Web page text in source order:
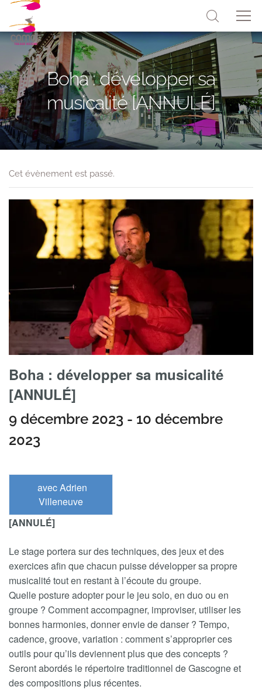
Boha : développer sa
musicalité [ANNULÉ]
Cet évènement est passé.
Boha : développer sa musicalité
[ANNULÉ]
9 décembre 2023 - 10 décembre
2023
avec Adrien
Villeneuve
[ANNULÉ]
Le stage portera sur des techniques, des jeux et des
exercices afin que chacun puisse développer sa propre
musicalité tout en restant à l’écoute du groupe.
Quelle posture adopter pour le jeu solo, en duo ou en
groupe ? Comment accompagner, improviser, utiliser les
bonnes harmonies, donner envie de danser ? Tempo,
cadence, groove, variation : comment s’approprier ces
outils pour qu’ils deviennent plus que des concepts ?
Seront abordés le répertoire traditionnel de Gascogne et
des compositions plus récentes.